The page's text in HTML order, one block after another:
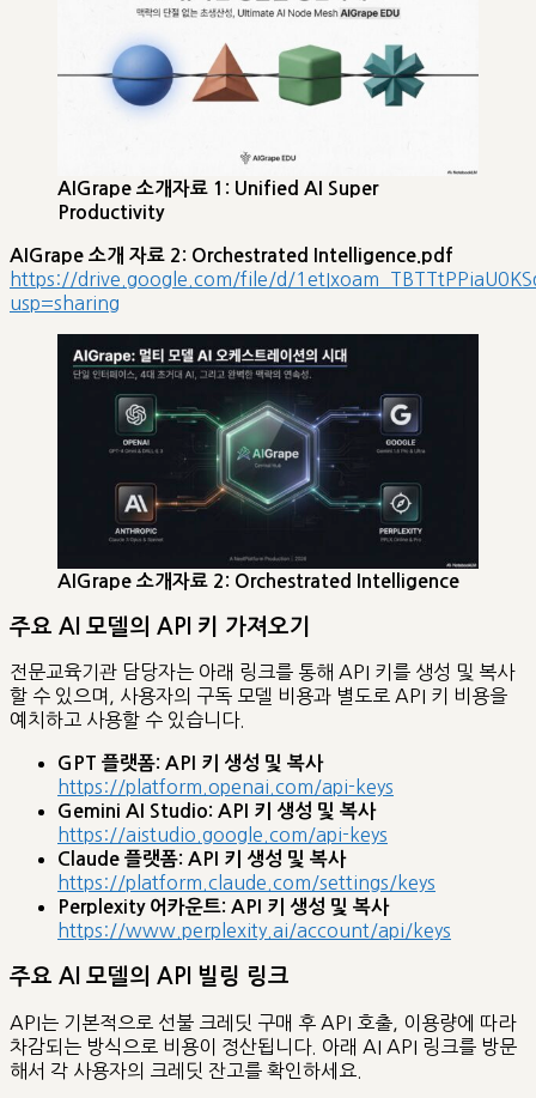
AIGrape 소개자료 1: Unified AI Super
Productivity
AIGrape 소개 자료 2: Orchestrated Intelligence.pdf
https://drive.google.com/file/d/
usp=sharing
AIGrape 소개자료 2: Orchestrated Intelligence
주요 AI 모델의 API 키 가져오기
전문교육기관 담당자는 아래 링크를 통해 API 키를 생성 및 복사
할 수 있으며, 사용자의 구독 모델 비용과 별도로 API 키 비용을
예치하고 사용할 수 있습니다.
GPT 플랫폼: API 키 생성 및 복사
https://platform.openai.com/api-keys
Gemini AI Studio: API 키 생성 및 복사
https://aistudio.google.com/api-keys
Claude 플랫폼: API 키 생성 및 복사
https://platform.claude.com/settings/keys
Perplexity 어카운트: API 키 생성 및 복사
https://www.perplexity.ai/account/api/keys
주요 AI 모델의 API 빌링 링크
API는 기본적으로 선불 크레딧 구매 후 API 호출, 이용량에 따라
차감되는 방식으로 비용이 정산됩니다. 아래 AI API 링크를 방문
해서 각 사용자의 크레딧 잔고를 확인하세요.